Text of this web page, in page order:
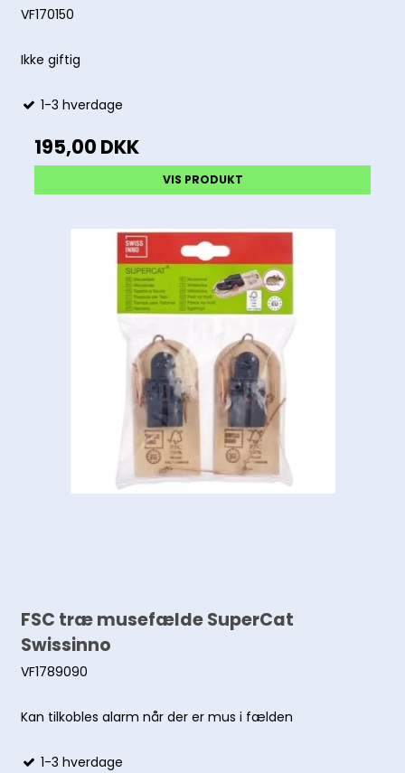
VF170150
Ikke giftig
1-3 hverdage
195,00 DKK
VIS PRODUKT
FSC træ musefælde SuperCat
Swissinno
VF1789090
Kan tilkobles alarm når der er mus i fælden
1-3 hverdage